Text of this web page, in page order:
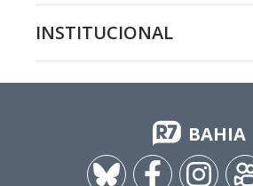
INSTITUCIONAL
BAHIA